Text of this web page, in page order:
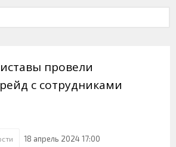
провели
с сотрудниками
18 апрель 2024 17:00